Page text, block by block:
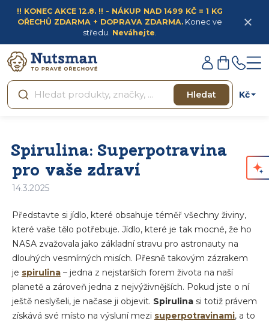
obsah
!! KONEC AKCE 12.8. !! - NÁKUP NAD 1499 KČ = 1 KG
OŘECHŮ ZDARMA + DOPRAVA ZDARMA.Konec ve
středu. Neváhejte.
Hledat Kč
Přihlášení
Nákupní
košík
Spirulina: Superpotravina
pro vaše zdraví
14.3.2025
Představte si jídlo, které obsahuje téměř všechny živiny,
které vaše tělo potřebuje. Jídlo, které je tak mocné, že ho
NASA zvažovala jako základní stravu pro astronauty na
dlouhých vesmírných misích. Přesně takovým zázrakem
je spirulina – jedna z nejstarších forem života na naší
planetě a zároveň jedna z nejvýživnějších. Pokud jste o ní
ještě neslyšeli, je načase ji objevit. Spirulina si totiž právem
získává své místo na výsluní mezi superpotravinami, a to